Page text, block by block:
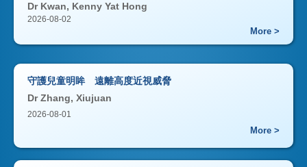
Dr Kwan, Kenny Yat Hong
2026-08-02
More >
守護兒童明眸 遠離高度近視威脅
Dr Zhang, Xiujuan
2026-08-01
More >